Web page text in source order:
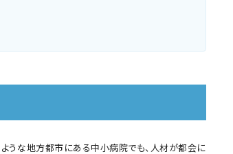
うな地方都市にある中小病院でも、人材が都会に